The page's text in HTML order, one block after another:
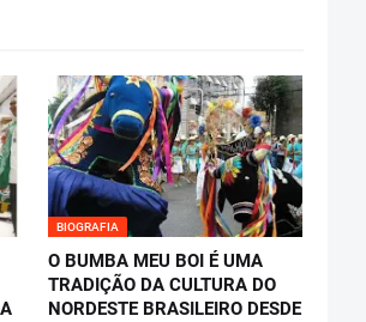
BIOGRAFIA
O BUMBA MEU BOI É UMA
TRADIÇÃO DA CULTURA DO
NORDESTE BRASILEIRO DESDE